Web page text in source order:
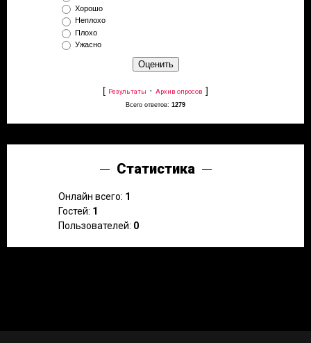
Хорошо
Неплохо
Плохо
Ужасно
[ Результаты · Архив опросов ]
Всего ответов: 1279
Статистика
Онлайн всего: 1
Гостей: 1
Пользователей: 0